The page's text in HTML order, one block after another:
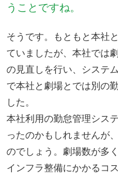
うことですね。
そうです。もともと本社
ていましたが、本社では
の見直しを行い、システ
で本社と劇場とでは別の
した。
本社利用の勤怠管理シス
ったのかもしれませんが
のでしょう。劇場数が多
インフラ整備にかかるコ